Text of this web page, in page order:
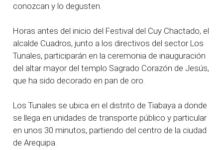
conozcan y lo degusten.
Horas antes del inicio del Festival del Cuy Chactado, el
alcalde Cuadros, junto a los directivos del sector Los
Tunales, participarán en la ceremonia de inauguración
del altar mayor del templo Sagrado Corazón de Jesús,
que ha sido decorado en pan de oro.
Los Tunales se ubica en el distrito de Tiabaya a donde
se llega en unidades de transporte público y particular
en unos 30 minutos, partiendo del centro de la ciudad
de Arequipa.